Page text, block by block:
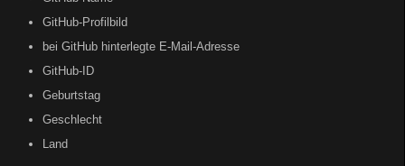
GitHub-Profilbild
bei GitHub hinterlegte E-Mail-Adresse
GitHub-ID
Geburtstag
Geschlecht
Land